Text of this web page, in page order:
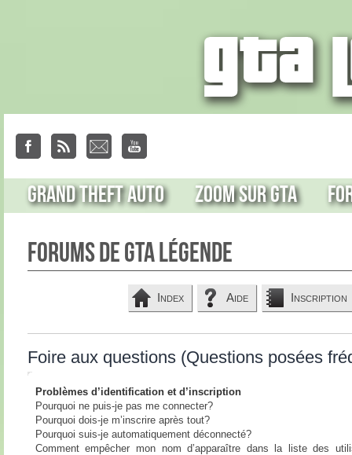
Grand Theft Auto Zoom sur GTA
Forums de GTA Légende
Index Aide Inscription
Foire aux questions (Questions posées
Problèmes d’identification et d’inscription
Pourquoi ne puis-je pas me connecter?
Pourquoi dois-je m’inscrire après tout?
Pourquoi suis-je automatiquement déconnecté?
Comment empêcher mon nom d’apparaître dans la liste des